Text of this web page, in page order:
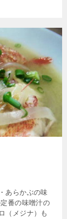
あらかぶの味
番の味噌汁の
（メジナ）も